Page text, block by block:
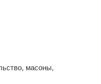
масоны,